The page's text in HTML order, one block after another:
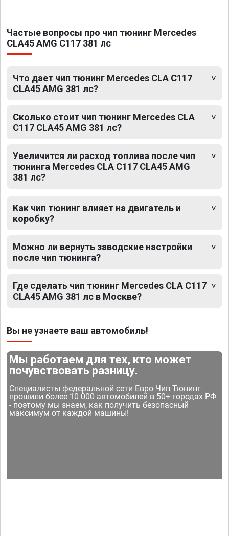
Частые вопросы про чип тюнинг Mercedes
CLA45 AMG C117 381 лс
Что дает чип тюнинг Mercedes CLA C117
CLA45 AMG 381 лс?
Сколько стоит чип тюнинг Mercedes CLA
C117 CLA45 AMG 381 лс?
Увеличится ли расход топлива после чип
тюнинга Mercedes CLA C117 CLA45 AMG
381 лс?
Как чип тюнинг влияет на двигатель и
коробку?
Можно ли вернуть заводские настройки
после чип тюнинга?
Где сделать чип тюнинг Mercedes CLA C117
CLA45 AMG 381 лс в Москве?
Вы не узнаете ваш автомобиль!
Мы работаем для тех, кто может
почувствовать разницу.
Специалисты федеральной сети Евро Чип Тюнинг
прошили более 10 000 автомобилей в 50+ городах РФ
- поэтому мы знаем, как получить безопасный
максимум от каждой машины!